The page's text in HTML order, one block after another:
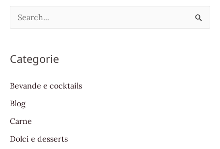
e
r
h
f
o
r
Categorie
Bevande e cocktails
Blog
Carne
Dolci e desserts